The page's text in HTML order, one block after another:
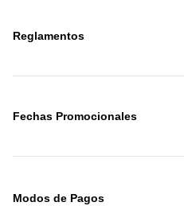
Reglamentos
Fechas Promocionales
Modos de Pagos